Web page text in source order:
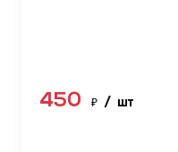
450 ₽ / шт